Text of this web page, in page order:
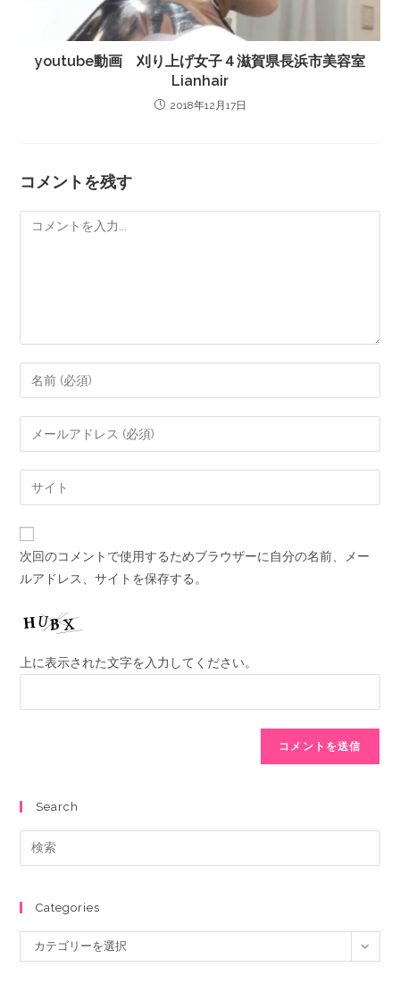
youtube動画 刈り上げ女子４滋賀県長浜市美容室
Lianhair
2018年12月17日
コメントを残す
次回のコメントで使用するためブラウザーに自分の名前、メー
ルアドレス、サイトを保存する。
上に表示された文字を入力してください。
Search
Categories
カテゴリーを選択